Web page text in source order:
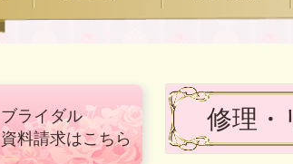
修理・
ブライダル
資料請求はこちら